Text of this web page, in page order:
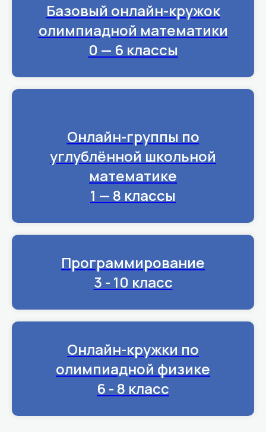
Базовый онлайн-кружок
олимпиадной математики
0 — 6 классы
Онлайн-группы по
углублённой школьной
математике
1 — 8 классы
Программирование
3 - 10 класс
Онлайн-кружки по
олимпиадной физике
6 - 8 класс